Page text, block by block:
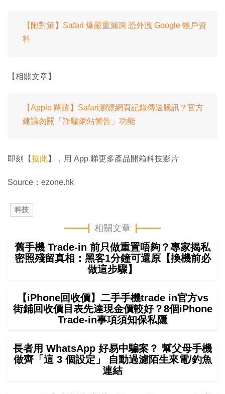
【附對策】Safari 爆嚴重漏洞 恐外洩 Google 帳戶資
料
【相關文章】
【Apple 闢謠】Safari瀏覽網頁記錄傳送騰訊？官方
建議勿關「詐騙網站警告」功能
即刻【按此】，用 App 睇更多產品開箱科技影片
Source：ezone.hk
科技
相關文章
舊手機 Trade-in 前只做重置唔夠？專家揭私
密照殘留真相：黑客1分鐘可還原【換機前必
做這步驟】
【iPhone回收價】二手手機trade in官方vs
街鋪回收價目表先達現金價較好？8個iPhone
Trade-in事項須知保私隱
長者用 WhatsApp 好易中騙案？ 幫父母手機
做齊「這 3 個設定」 自動過濾陌生來電/釣魚
連結